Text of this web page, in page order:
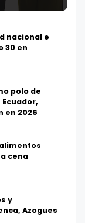
nacional e
30 en
polo de
en 2026
cena
y
Azogues